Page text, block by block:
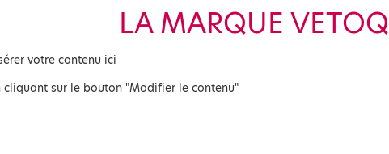
LA MARQUE
votre contenu ici
cliquant sur le bouton "Modifier le contenu"